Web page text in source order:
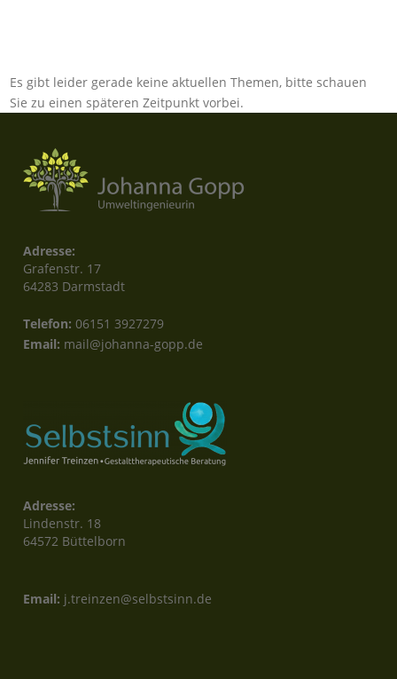
Es gibt leider gerade keine aktuellen Themen, bitte schauen
Sie zu einen späteren Zeitpunkt vorbei.
Adresse:
Grafenstr. 17
64283 Darmstadt
Telefon: 06151 3927279
Email: mail@johanna-gopp.de
Adresse:
Lindenstr. 18
64572 Büttelborn
Email: j.treinzen@selbstsinn.de